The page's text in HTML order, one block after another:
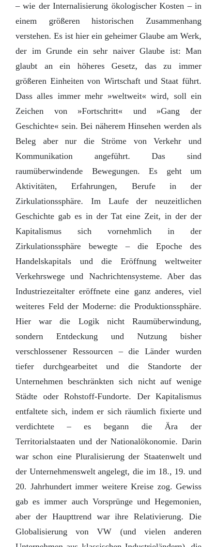
– wie der Internalisierung ökologischer Kosten – in
einem größeren historischen Zusammenhang
verstehen. Es ist hier ein geheimer Glaube am Werk,
der im Grunde ein sehr naiver Glaube ist: Man
glaubt an ein höheres Gesetz, das zu immer
größeren Einheiten von Wirtschaft und Staat führt.
Dass alles immer mehr »weltweit« wird, soll ein
Zeichen von »Fortschritt« und »Gang der
Geschichte« sein. Bei näherem Hinsehen werden als
Beleg aber nur die Ströme von Verkehr und
Kommunikation angeführt. Das sind
raumüberwindende Bewegungen. Es geht um
Aktivitäten, Erfahrungen, Berufe in der
Zirkulationssphäre. Im Laufe der neuzeitlichen
Geschichte gab es in der Tat eine Zeit, in der der
Kapitalismus sich vornehmlich in der
Zirkulationssphäre bewegte – die Epoche des
Handelskapitals und die Eröffnung weltweiter
Verkehrswege und Nachrichtensysteme. Aber das
Industriezeitalter eröffnete eine ganz anderes, viel
weiteres Feld der Moderne: die Produktionssphäre.
Hier war die Logik nicht Raumüberwindung,
sondern Entdeckung und Nutzung bisher
verschlossener Ressourcen – die Länder wurden
tiefer durchgearbeitet und die Standorte der
Unternehmen beschränkten sich nicht auf wenige
Städte oder Rohstoff-Fundorte. Der Kapitalismus
entfaltete sich, indem er sich räumlich fixierte und
verdichtete – es begann die Ära der
Territorialstaaten und der Nationalökonomie. Darin
war schon eine Pluralisierung der Staatenwelt und
der Unternehmenswelt angelegt, die im 18., 19. und
20. Jahrhundert immer weitere Kreise zog. Gewiss
gab es immer auch Vorsprünge und Hegemonien,
aber der Haupttrend war ihre Relativierung. Die
Globalisierung von VW (und vielen anderen